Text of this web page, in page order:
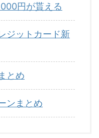
円が貰える
ジットカード新
とめ
ンまとめ